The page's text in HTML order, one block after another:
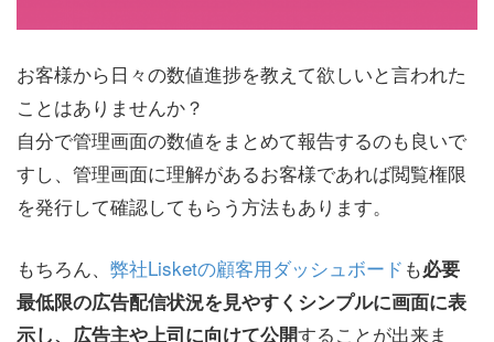
お客様から日々の数値進捗を教えて欲しいと言われた
ことはありませんか？
自分で管理画面の数値をまとめて報告するのも良いで
すし、管理画面に理解があるお客様であれば閲覧権限
を発行して確認してもらう方法もあります。
もちろん、 弊社Lisketの顧客用ダッシュボード も必要
最低限の広告配信状況を見やすくシンプルに画面に表
示し、広告主や上司に向けて公開することが出来ま